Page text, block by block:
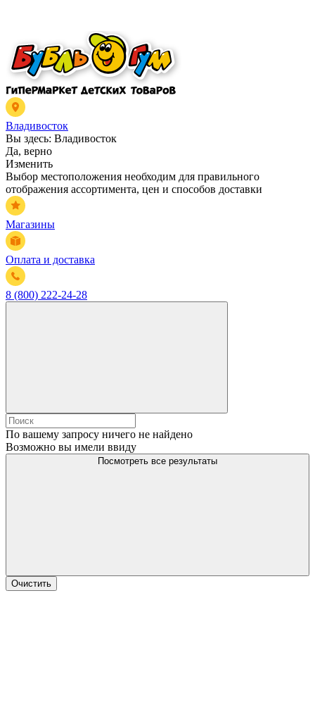
Владивосток
Вы здесь: Владивосток
Да, верно
Изменить
Выбор местоположения необходим для правильного
отображения ассортимента, цен и способов доставки
Магазины
Оплата и доставка
8 (800) 222-24-28
По вашему запросу ничего не найдено
Возможно вы имели ввиду
Посмотреть все результаты
Очистить